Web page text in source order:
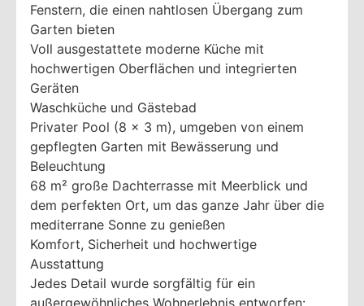
Fenstern, die einen nahtlosen Übergang zum
Garten bieten
Voll ausgestattete moderne Küche mit
hochwertigen Oberflächen und integrierten
Geräten
Waschküche und Gästebad
Privater Pool (8 x 3 m), umgeben von einem
gepflegten Garten mit Bewässerung und
Beleuchtung
68 m² große Dachterrasse mit Meerblick und
dem perfekten Ort, um das ganze Jahr über die
mediterrane Sonne zu genießen
Komfort, Sicherheit und hochwertige
Ausstattung
Jedes Detail wurde sorgfältig für ein